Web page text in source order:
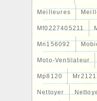
Meilleures
Mf0227405211
Mn156092
Moto-Ventilateur
Mp8120
Nettoyer